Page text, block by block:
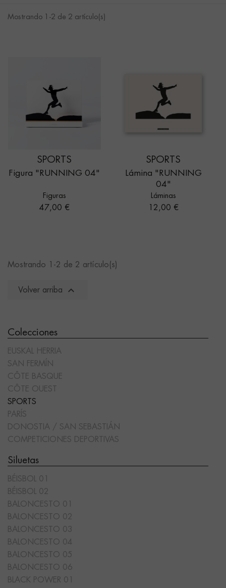
Colecciones
EUSKAL HERRIA
SAN FERMÍN
CÔTE BASQUE
CÔTE OUEST
SPORTS
PARÍS
DONOSTIA / SAN SEBASTIÁN
COMPETICIONES DEPORTIVAS
Siluetas
BÉISBOL 01
BÉISBOL 02
BALONCESTO 01
BALONCESTO 02
BALONCESTO 03
BALONCESTO 04
BALONCESTO 05
BALONCESTO 06
BLACK POWER 01
Mostrando 1-2 de 2 artículo(s)
SPORTS
Figura "RUNNING 04"
Figuras
Precio
47,00 €
SPORTS
Lámina "RUNNING
04"
Láminas
Precio
12,00 €
Mostrando 1-2 de 2 artículo(s)
Volver arriba 